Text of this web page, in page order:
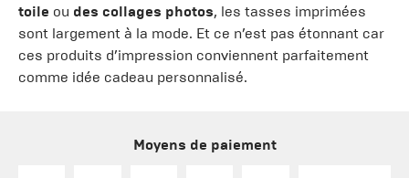
toile ou des collages photos, les tasses imprimées
sont largement à la mode. Et ce n’est pas étonnant car
ces produits d’impression conviennent parfaitement
comme idée cadeau personnalisé.
Moyens de paiement